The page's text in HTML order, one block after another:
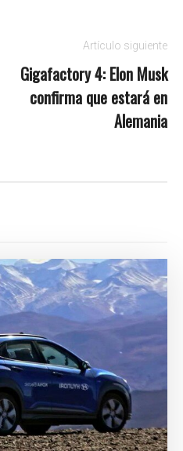
Artículo siguiente
Gigafactory 4: Elon Musk
confirma que estará en
Alemania